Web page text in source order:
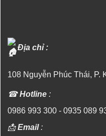
Địa chỉ :
108 Nguyễn Phúc Thái, P.
☎Hotline :
0986 993 300 - 0935 089
📩Email: